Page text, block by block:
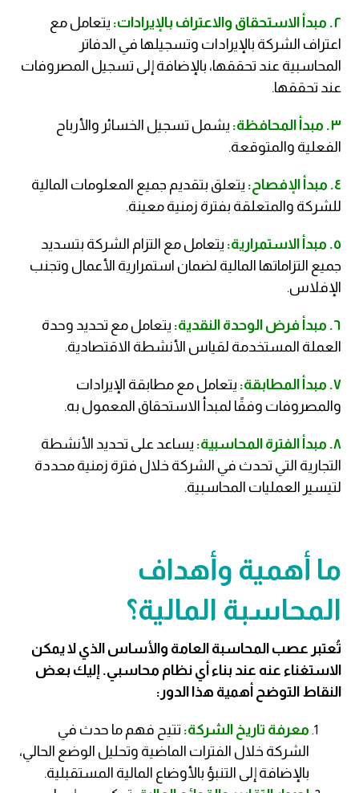
٢. مبدأ الاستحقاق والاعتراف بالإيرادات:
يتعامل مع
اعتراف الشركة بالإيرادات وتسجيلها في الدفاتر
المحاسبية عند تحققها، بالإضافة إلى تسجيل المصروفات
عند تحققها.
٣. مبدأ المحافظة:
يشمل تسجيل الخسائر والأرباح
الفعلية والمتوقعة.
٤. مبدأ الإفصاح:
يتعلق بتقديم جميع المعلومات المالية
للشركة والمتعلقة بفترة زمنية معينة.
٥. مبدأ الاستمرارية:
يتعامل مع التزام الشركة بتسديد
جميع التزاماتها المالية لضمان استمرارية الأعمال وتجنب
الإفلاس.
٦. مبدأ فرض الوحدة النقدية:
يتعامل مع تحديد وحدة
العملة المستخدمة لقياس الأنشطة الاقتصادية.
٧. مبدأ المطابقة:
يتعامل مع مطابقة الإيرادات
والمصروفات وفقًا لمبدأ الاستحقاق المعمول به.
٨. مبدأ الفترة المحاسبية:
يساعد على تحديد الأنشطة
التجارية التي تحدث في الشركة خلال فترة زمنية محددة
لتيسير العمليات المحاسبية.
ما أهمية وأهداف
المحاسبة المالية؟
تُعتبر عصب المحاسبة العامة والأساس الذي لا يمكن
الاستغناء عنه عند بناء أي نظام محاسبي. إليك بعض
النقاط التوضح أهمية هذا الدور:
معرفة تاريخ الشركة: تتيح فهم ما حدث في
الشركة خلال الفترات الماضية وتحليل الوضع الحالي،
بالإضافة إلى التنبؤ بالأوضاع المالية المستقبلية.